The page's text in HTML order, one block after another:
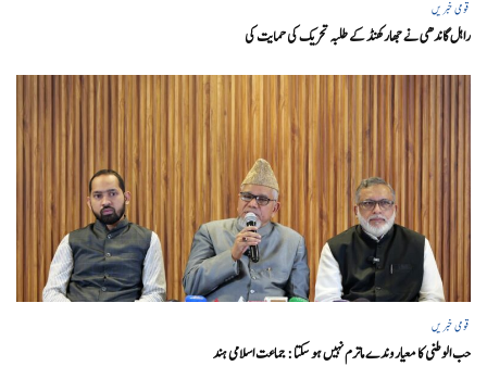
قومی خبریں
راہل گاندھی نے جھارکھنڈ کے طلبہ تحریک کی حمایت کی
قومی خبریں
حب الوطنی کا معیار وندے ماترم نہیں ہو سکتا : جماعت اسلامی ہند